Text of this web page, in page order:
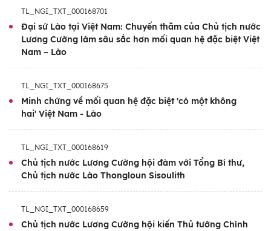
hệ hợp tác giữa hai nước thời gian qua, trao
đổi các biện pháp để thúc đẩy mối quan hệ
đoàn kết đặc biệt Việt Nam-Lào tiếp tục
phát triển sâu rộng trên các lĩnh vực trong
TL_NGI_TXT_000168701
Đại sứ Lào tại Việt Nam: Chuyến thăm của Chủ tịch nước
Lương Cường làm sâu sắc hơn mối quan hệ đặc biệt Việt
Nam – Lào
TL_NGI_TXT_000168675
Minh chứng về mối quan hệ đặc biệt 'có một không
hai' Việt Nam - Lào
TL_NGI_TXT_000168619
Chủ tịch nước Lương Cường hội đàm với Tổng Bí thư,
Chủ tịch nước Lào Thongloun Sisoulith
TL_NGI_TXT_000168659
Chủ tịch nước Lương Cường hội kiến Thủ tướng Chính